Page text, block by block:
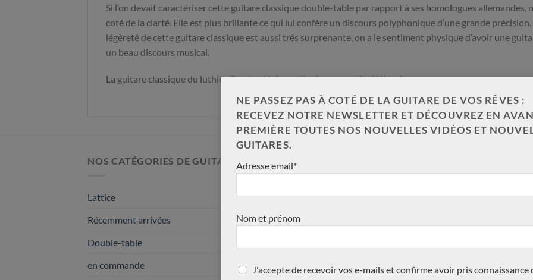
Si l’on devait caractériser cette guitare classique double-table par rapport à ses homologues allemandes,
coté de la clarté. Elle est plus brillante ce qui lui confère un discours polyphonique d’une grande
légèreté de cette guitare classique est aussi trés surprenante, on a le sentiment physique d’avoir une
un beau discours musical.
La guitare classique du luthier Carsten Kobs est livrée avec un étui Hiscok.
NOS CATÉGORIES DE GUITARE
Lattice (14)
Récemment arrivées (35)
Double-table
en commande
François-Régis Léonard 2026 n°111
Charalampos Koumridis lattice 2026
NE PASSEZ PAS À COTÉ DE LA GUITARE DE VOS RÊVES :
RECEVEZ NOTRE NEWSLETTER ET DÉCOUVREZ EN
PREMIÈRE TOUTES NOS NOUVELLES VIDÉOS ET
GUITARES.
Adresse email*
Nom et prénom
J'accepte de recevoir vos e-mails et confirme avoir pris connaissance